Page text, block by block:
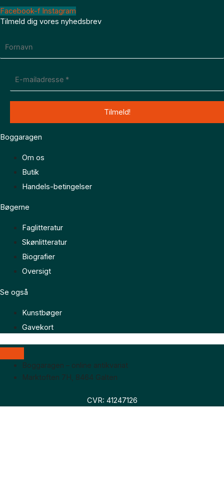
Facebook-f Instagram
Tilmeld dig vores nyhedsbrev
Boggaragen
Om os
Butik
Handels-betingelser
Bøgerne
Faglitteratur
Skønlitteratur
Biografier
Oversigt
Se også
Kunstbøger
Gavekort
Boggaragen – online antikvariat
Marktoften 7H, 8464 Galten
CVR: 41247126